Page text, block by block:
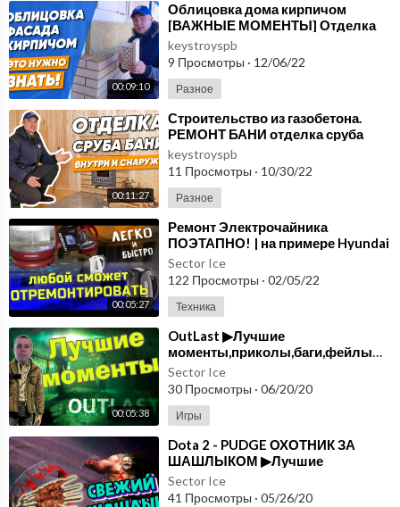
00:09:10
⁣Облицовка дома кирпичом
[ВАЖНЫЕ МОМЕНТЫ] Отделка
газобетона снаружи кирпичной
кладкой своими руками
keystroyspb
9 Просмотры · 12/06/22
Разное
00:11:27
⁣Строительство из газобетона.
РЕМОНТ БАНИ отделка сруба
внутри и снаружи, обшивка бани
вагонкой, уте
keystroyspb
11 Просмотры · 10/30/22
Разное
00:05:27
⁣Ремонт Электрочайника
ПОЭТАПНО! | на примере Hyundai
HYK-G1002
Sector Ice
122 Просмотры · 02/05/22
Техника
00:05:38
OutLast ▶Лучшие
моменты,приколы,баги,фейлы▶выпуск#11
Sector Ice
30 Просмотры · 06/20/20
Игры
Dota 2 - PUDGE ОХОТНИК ЗА
ШАШЛЫКОМ ▶Лучшие
Sector Ice
41 Просмотры · 05/26/20